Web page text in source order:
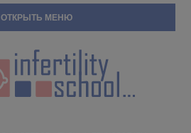
ОТКРЫТЬ МЕНЮ